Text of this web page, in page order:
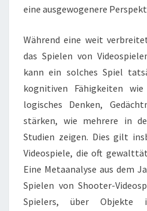
eine ausgewogenere
Während eine weit
das Spielen von
kann ein solches Spiel
kognitiven Fähigkeiten
logisches Denken,
stärken, wie mehrere in
Studien zeigen. Dies gilt
Videospiele, die oft
Eine Metaanalyse aus dem
Spielen von Shooter-
Spielers, über Objekte